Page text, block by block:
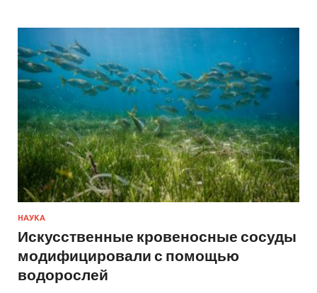
НАУКА
Искусственные кровеносные сосуды
модифицировали с помощью
водорослей